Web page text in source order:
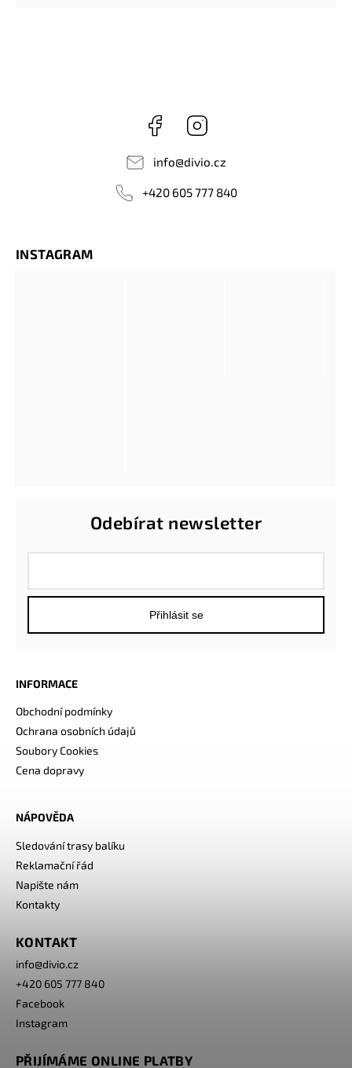
Facebook
info@divio.cz
+420 605 777 840
INFORMACE
Obchodní podmínky
Ochrana osobních údajů
Soubory Cookies
Cena dopravy
NÁPOVĚDA
Sledování trasy balíku
Reklamační řád
Napište nám
Kontakty
INSTAGRAM
Odebírat newsletter
Přihlásit se
KONTAKT
info@divio.cz
+420 605 777 840
Facebook
Instagram
PŘIJÍMÁME ONLINE PLATBY